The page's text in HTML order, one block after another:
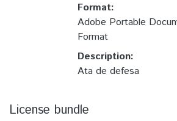
Format:
Adobe Portable
Format
Description:
Ata de defesa
License bundle